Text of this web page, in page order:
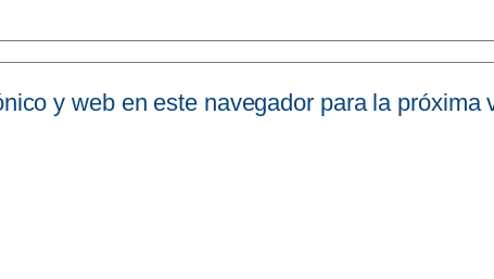
y web en este navegador para la próxima